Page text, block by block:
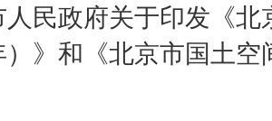
人民政府关于印发《
）》和《北京市国土